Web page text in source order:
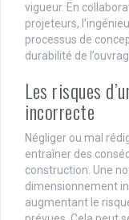
vigueur. En
projeteurs,
processus de
durabilité de
Les risques
incorrecte
Négliger ou mal
entraîner des
construction. Une
dimensionnement
augmentant le